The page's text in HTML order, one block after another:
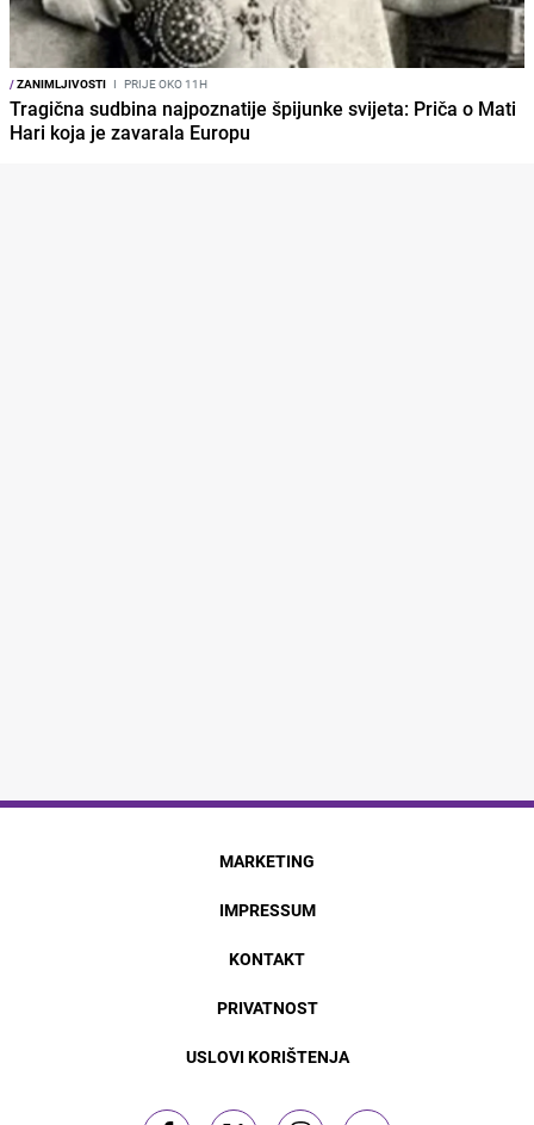
/ZANIMLJIVOSTI I PRIJE OKO 11H
Tragična sudbina najpoznatije špijunke svijeta: Priča o Mati
Hari koja je zavarala Europu
MARKETING
IMPRESSUM
KONTAKT
PRIVATNOST
USLOVI KORIŠTENJA